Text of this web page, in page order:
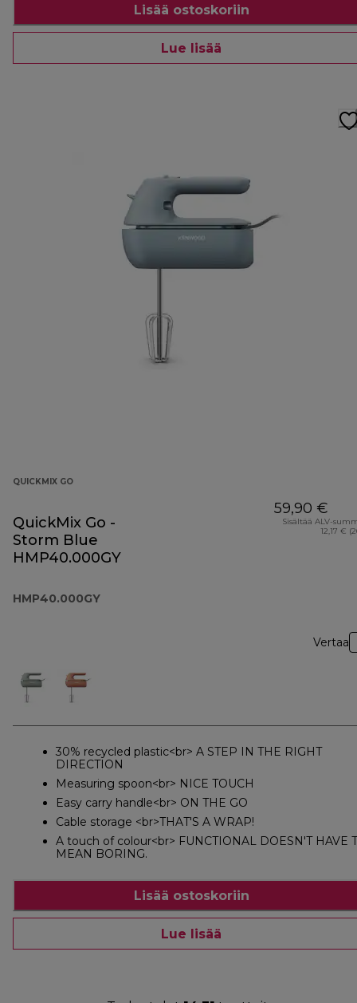
Lisää ostoskoriin
Lue lisää
QUICKMIX GO
QuickMix Go -
Storm Blue
HMP40.000GY
HMP40.000GY
59,90 €
Sisältää ALV-
12,17 €
Vertaa
30% recycled plastic<br> A STEP IN THE RIGHT
DIRECTION
Measuring spoon<br> NICE TOUCH
Easy carry handle<br> ON THE GO
Cable storage <br>THAT'S A WRAP!
A touch of colour<br> FUNCTIONAL DOESN'T HAVE
MEAN BORING.
Lisää ostoskoriin
Lue lisää